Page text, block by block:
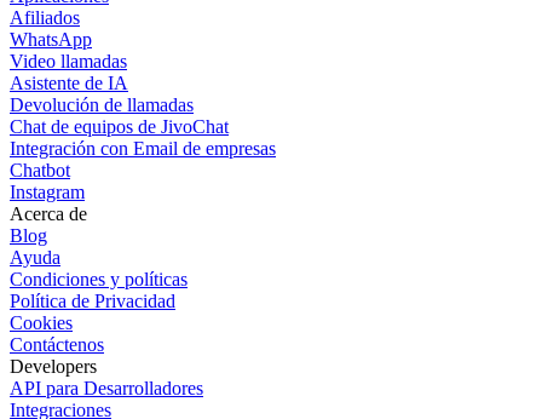
Afiliados
WhatsApp
Video llamadas
Asistente de IA
Devolución de llamadas
Chat de equipos de JivoChat
Integración con Email de empresas
Chatbot
Instagram
Acerca de
Blog
Ayuda
Condiciones y políticas
Política de Privacidad
Cookies
Contáctenos
Developers
API para Desarrolladores
Integraciones